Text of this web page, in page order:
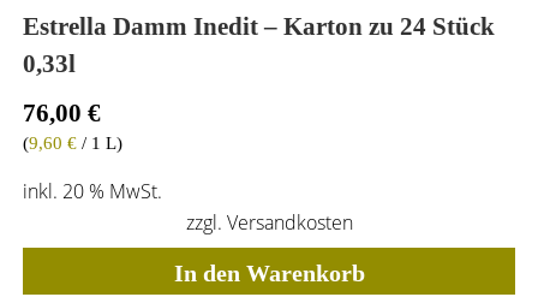
Estrella Damm Inedit – Karton zu 24 Stück
0,33l
76,00 €
(9,60 €/ 1 L)
inkl. 20 % MwSt.
zzgl. Versandkosten
In den Warenkorb